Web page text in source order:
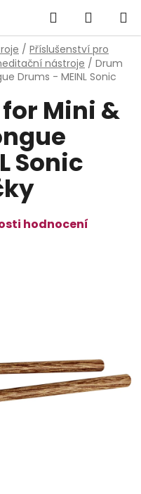
Hledat
KOŠÍK
/ Příslušenství pro
nástroje / Drum
Drums - MEINL Sonic
Mini &
Sonic
hodnocení